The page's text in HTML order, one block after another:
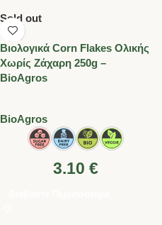
Sold out
Βιολογικά Corn Flakes Ολικής
Χωρίς Ζάχαρη 250g –
BioAgros
BioAgros
3.10 €